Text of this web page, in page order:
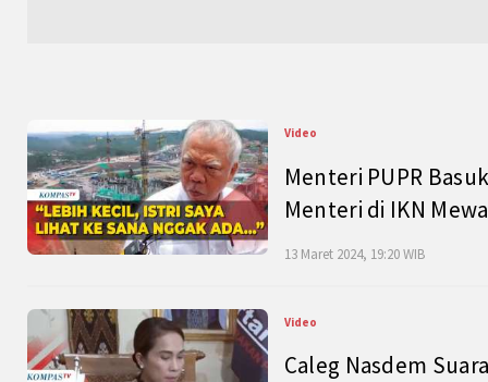
Video
Menteri PUPR
Menteri di IKN
13 Maret 2024, 19:20 WIB
Video
Caleg Nasdem